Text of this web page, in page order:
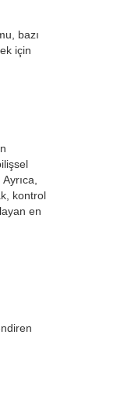
bazı
için
kontrol
en